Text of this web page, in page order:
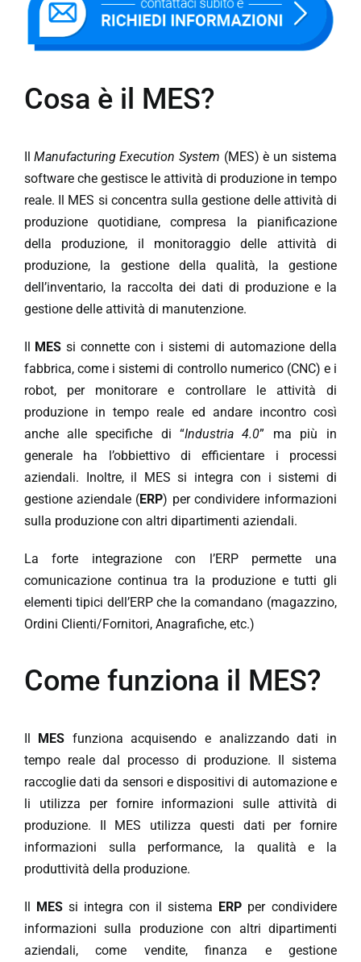
Cosa è il MES?
Manufacturing Execution System (MES) è un sistema
software che gestisce le attività di produzione in tempo
reale. Il MES si concentra sulla gestione delle attività di
produzione quotidiane, compresa la pianificazione
della produzione, il monitoraggio delle attività di
produzione, la gestione della qualità, la gestione
dell’inventario, la raccolta dei dati di produzione e la
gestione delle attività di manutenzione.
MESsi connette con i sistemi di automazione della
fabbrica, come i sistemi di controllo numerico (CNC) e i
robot, per monitorare e controllare le attività di
produzione in tempo reale ed andare incontro così
anche alle specifiche di “Industria 4.0” ma più in
generale ha l’obbiettivo di efficientare i processi
aziendali. Inoltre, il MES si integra con i sistemi di
gestione aziendale (ERP) per condividere informazioni
sulla produzione con altri dipartimenti aziendali.
La forte integrazione con l’ERP permette una
comunicazione continua tra la produzione e tutti gli
elementi tipici dell’ERP che la comandano (magazzino,
Ordini Clienti/Fornitori, Anagrafiche, etc.)
Come funziona il MES?
MESfunziona acquisendo e analizzando dati in
tempo reale dal processo di produzione. Il sistema
raccoglie dati da sensori e dispositivi di automazione e
li utilizza per fornire informazioni sulle attività di
produzione. Il MES utilizza questi dati per fornire
informazioni sulla performance, la qualità e la
produttività della produzione.
MESsi integra con il sistema ERPper condividere
informazioni sulla produzione con altri dipartimenti
aziendali, come vendite, finanza e gestione